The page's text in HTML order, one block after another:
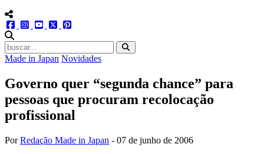
menu redes social
facebookinstagram
youtube
twitter
Made in Japan Novidades
Governo quer “segunda chance” para
pessoas que procuram recolocação
profissional
PorRedação Made in Japan - 07 de junho de 2006